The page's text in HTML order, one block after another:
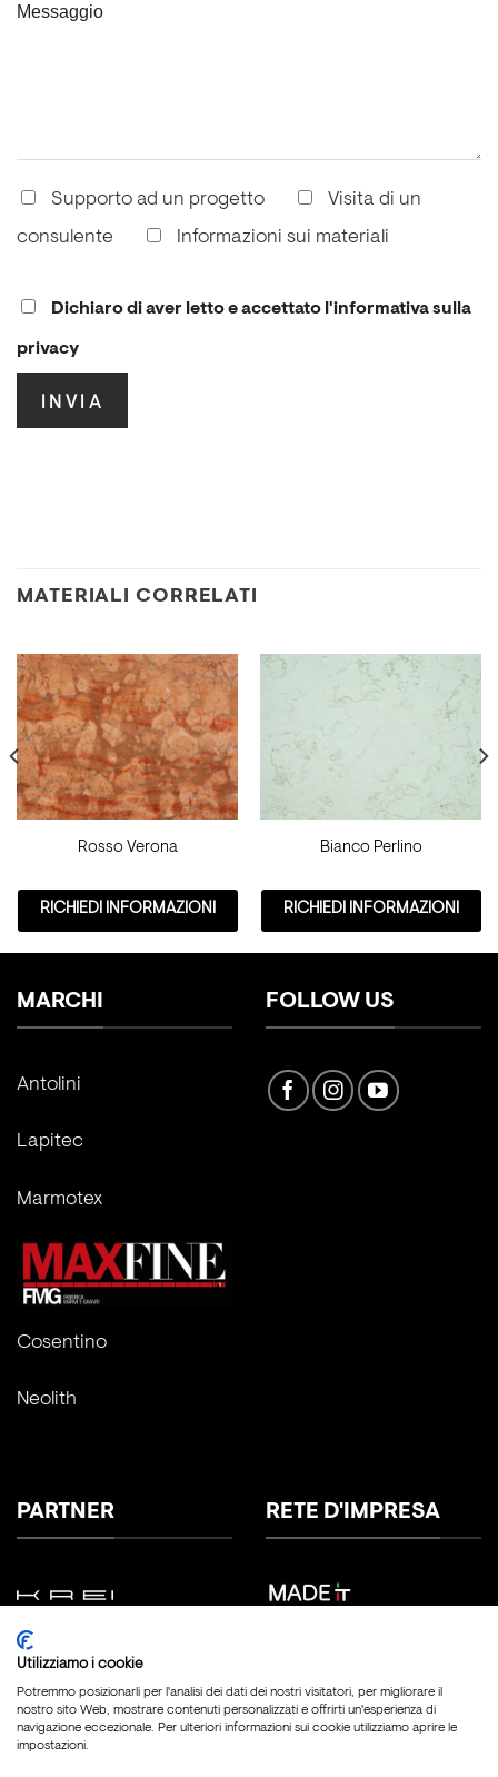
Messaggio
Supporto ad un progetto
Visita di un
consulente
Informazioni sui materiali
Dichiaro di aver letto e accettato l'informativa sulla
privacy
MATERIALI CORRELATI
Rosso Verona
RICHIEDI INFORMAZIONI
Bianco Perlino
RICHIEDI INFORMAZIONI
MARCHI
Antolini
Lapitec
Marmotex
Cosentino
Neolith
FOLLOW US
PARTNER RETE D'IMPRESA
Utilizziamo i cookie
Potremmo posizionarli per l'analisi dei dati dei nostri visitatori, per migliorare il
nostro sito Web, mostrare contenuti personalizzati e offrirti un'esperienza di
navigazione eccezionale. Per ulteriori informazioni sui cookie utilizziamo aprire le
impostazioni.